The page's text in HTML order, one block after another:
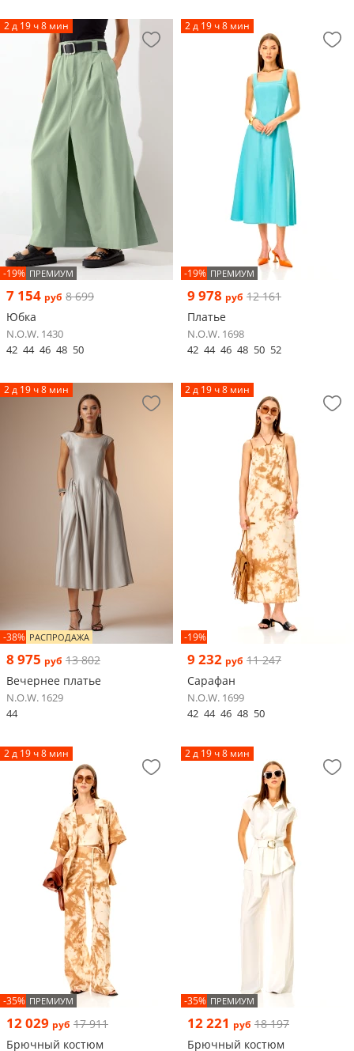
2 д 19 ч 8 мин
-19% ПРЕМИУМ
7 154 руб 8 699
Юбка
N.O.W. 1430
42 44 46 48 50
2 д 19 ч 8 мин
-19% ПРЕМИУМ
9 978 руб 12 161
Платье
N.O.W. 1698
42 44 46 48 50 52
2 д 19 ч 8 мин
-38% РАСПРОДАЖА
8 975 руб 13 802
Вечернее платье
N.O.W. 1629
44
2 д 19 ч 8 мин
-19%
9 232 руб 11 247
Сарафан
N.O.W. 1699
42 44 46 48 50
2 д 19 ч 8 мин
-35% ПРЕМИУМ
12 029 руб 17 911
Брючный костюм
2 д 19 ч 8 мин
-35% ПРЕМИУМ
12 221 руб 18 197
Брючный костюм